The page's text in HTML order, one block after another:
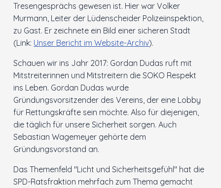
Ratsfraktion
Arbeitsgemeinschaften
Kontakt
Tresengesprächs gewesen ist. Hier war Volker
Murmann, Leiter der Lüdenscheider Polizeiinspektion,
zu Gast. Er zeichnete ein Bild einer sicheren Stadt
(Link: Unser Bericht im Website-Archiv).
Schauen wir ins Jahr 2017: Gordan Dudas ruft mit
Mitstreiterinnen und Mitstreitern die SOKO Respekt
ins Leben. Gordan Dudas wurde
Gründungsvorsitzender des Vereins, der eine Lobby
für Rettungskräfte sein möchte. Also für diejenigen,
die täglich für unsere Sicherheit sorgen. Auch
Sebastian Wagemeyer gehörte dem
Gründungsvorstand an.
Das Themenfeld "Licht und Sicherheitsgefühl" hat die
SPD-Ratsfraktion mehrfach zum Thema gemacht